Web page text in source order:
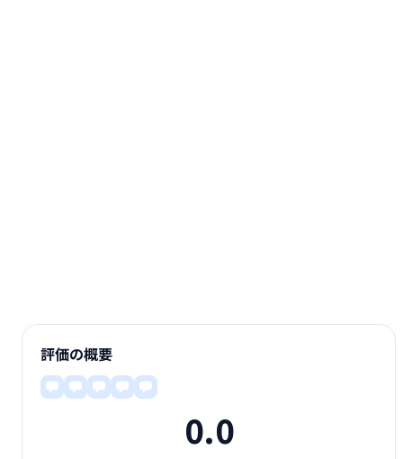
評価の概要
0.0